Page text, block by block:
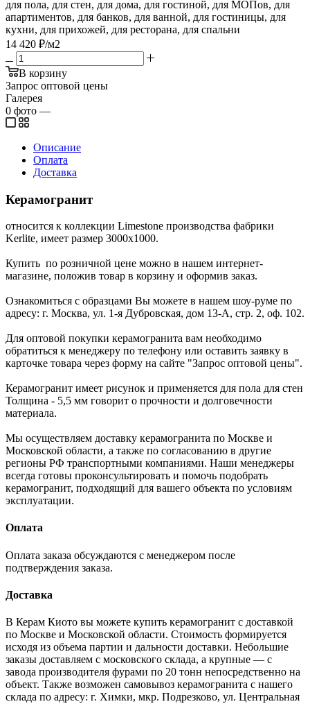
для пола, для стен, для дома, для гостиной, для МОПов, для
апартиментов, для банков, для ванной, для гостиницы, для
кухни, для прихожей, для ресторана, для спальни
14 420 ₽/м2
В корзину
Запрос оптовой цены
Галерея
0 фото —
Описание
Оплата
Доставка
Керамогранит
относится к коллекции Limestone производства фабрики
Kerlite, имеет размер 3000x1000.
Купить по розничной цене можно в нашем интернет-
магазине, положив товар в корзину и оформив заказ.
Ознакомиться с образцами Вы можете в нашем шоу-руме по
адресу: г. Москва, ул. 1-я Дубровская, дом 13-А, стр. 2, оф. 102.
Для оптовой покупки керамогранита вам необходимо
обратиться к менеджеру по телефону или оставить заявку в
карточке товара через форму на сайте "Запрос оптовой цены".
Керамогранит имеет рисунок и применяется для пола для стен
Толщина - 5,5 мм говорит о прочности и долговечности
материала.
Мы осуществляем доставку керамогранита по Москве и
Московской области, а также по согласованию в другие
регионы РФ транспортными компаниями. Наши менеджеры
всегда готовы проконсультировать и помочь подобрать
керамогранит, подходящий для вашего объекта по условиям
эксплуатации.
Оплата
Оплата заказа обсуждаются с менеджером после
подтверждения заказа.
Доставка
В Керам Киото вы можете купить керамогранит с доставкой
по Москве и Московской области. Стоимость формируется
исходя из объема партии и дальности доставки. Небольшие
заказы доставляем с московского склада, а крупные — с
завода производителя фурами по 20 тонн непосредственно на
объект. Также возможен самовывоз керамогранита с нашего
склада по адресу: г. Химки, мкр. Подрезково, ул. Центральная